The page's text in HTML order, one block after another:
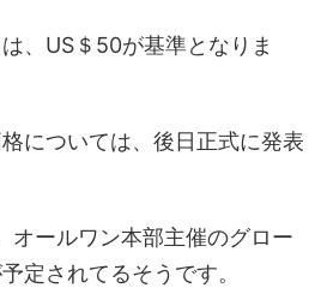
、US＄50が基準となりま
については、後日正式に発表
オールワン本部主催のグロー
定されてるそうです。